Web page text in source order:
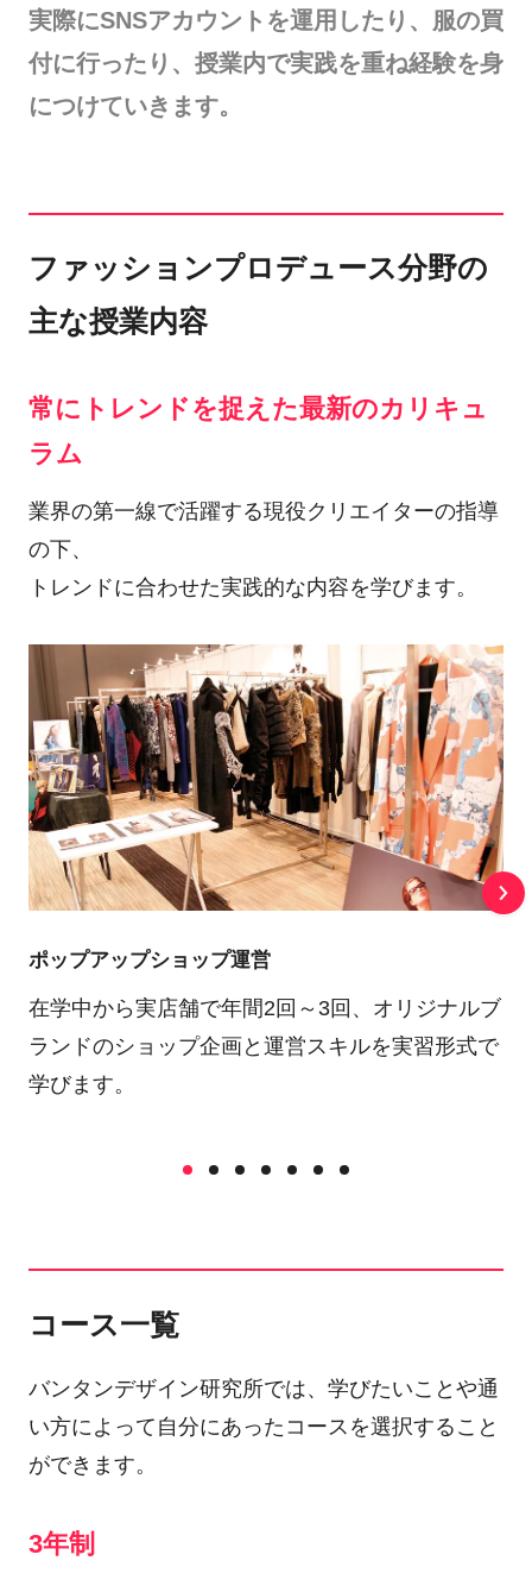
実際にSNSアカウントを運用したり、服の買
付に行ったり、授業内で実践を重ね経験を身
につけていきます。
ファッションプロデュース分野の
主な授業内容
常にトレンドを捉えた最新のカリキュ
ラム
業界の第一線で活躍する現役クリエイターの指導
の下、
トレンドに合わせた実践的な内容を学びます。
ポップアップショップ運営
在学中から実店舗で年間2回～3回、オリジナルブ
ランドのショップ企画と運営スキルを実習形式で
学びます。
コース一覧
バンタンデザイン研究所では、学びたいことや通
い方によって自分にあったコースを選択すること
ができます。
3年制